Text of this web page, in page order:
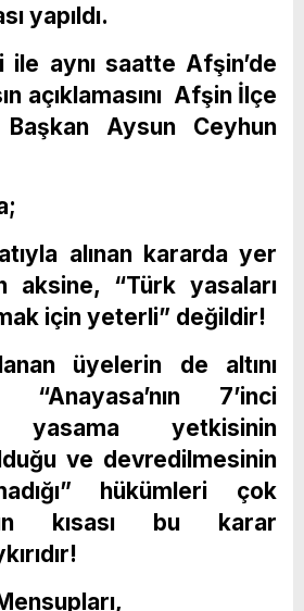
yapıldı.
ile aynı saatte Afşin’de
açıklamasını Afşin İlçe
Başkan Aysun Ceyhun
alınan kararda yer
aksine, “Türk yasaları
için yeterli” değildir!
üyelerin de altını
7’inci
yasama yetkisinin
ve devredilmesinin
hükümleri çok
kısası bu karar